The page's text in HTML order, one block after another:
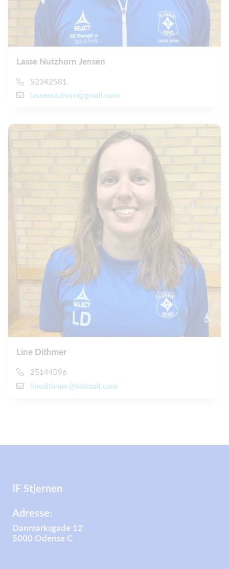
Lasse Nutzhorn Jensen
52342581
lassenutzhorn@gmail.com
Line Dithmer
25144096
linedithmer@hotmail.com
IF Stjernen
Adresse:
Danmarksgade 12
5000 Odense C